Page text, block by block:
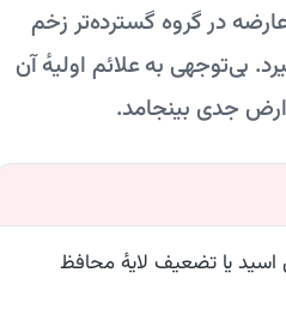
در گروه گسترده‌تر زخم
بی‌توجهی به علائم اولیهٔ آن
جدی بینجامد.
یا تضعیف لایهٔ محافظ